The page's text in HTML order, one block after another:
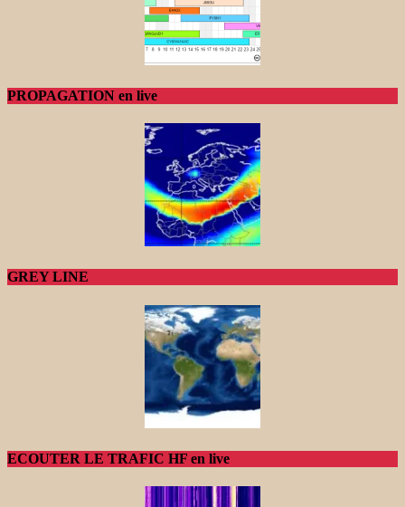
PROPAGATION en live
GREY LINE
ECOUTER LE TRAFIC HF en live